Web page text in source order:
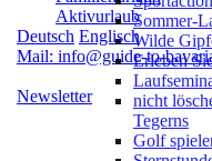
Aktivurlaub
Deutsch Englisch
Mail: info@guide-to-
Newsletter
Sommer-
Wilde
Erleben
nicht
Tegerns
Golf